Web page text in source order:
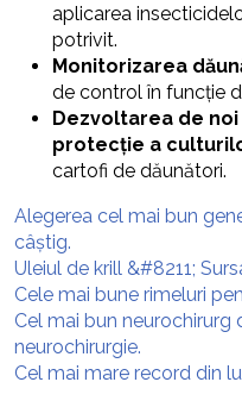
aplicarea
potrivit.
Monitorizarea
de control în funcție
Dezvoltarea de
protecție a
cartofi de dăunători.
Alegerea cel mai bun
câștig.
Uleiul de krill &#8211;
Cele mai bune rimeluri
Cel mai bun neurochirurg
neurochirurgie.
Cel mai mare record din